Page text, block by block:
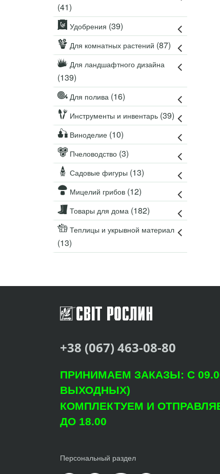
Для комнатных растений
Для ландшафтного дизайна
Инструменты и инвентарь
Виноделие
Пчеловодство
Садовые фигуры
Мицелий грибов
Товары для дома
Теплицы и укрывной материал
Луковичные и клубни
(41)
Удобрения (39)
Для комнатных растений (87)
Для ландшафтного дизайна
(139)
Для полива (16)
Инструменты и инвентарь (39)
Виноделие (10)
Пчеловодство (3)
Садовые фигуры (13)
Мицелий грибов (12)
Товары для дома (182)
Теплицы и укрывной материал
(13)
+38 (067) 463-08-80
ПРИНИМАЕМ ЗАКАЗЫ: С
ВЫХОДНЫХ)
КОМПЛЕКТУЕМ И
ДО 18.00
Персональный раздел